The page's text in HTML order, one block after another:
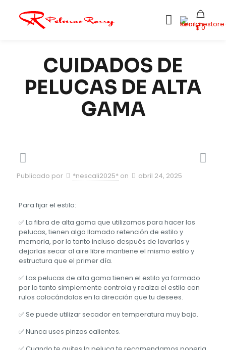
$ 0
CUIDADOS DE
PELUCAS DE ALTA
GAMA
Publicado por *nescali2025* on abril 24, 2025
Para fijar el estilo:
✅ La fibra de alta gama que utilizamos para hacer las
pelucas, tienen algo llamado retención de estilo y
memoria, por lo tanto incluso después de lavarlas y
dejarlas secar al aire libre mantiene el mismo estilo y
estructura que el primer día.
✅ Las pelucas de alta gama tienen el estilo ya formado
por lo tanto simplemente controla y realza el estilo con
rulos colocándolos en la dirección que tu desees.
✅ Se puede utilizar secador en temperatura muy baja.
✅ Nunca uses pinzas calientes.